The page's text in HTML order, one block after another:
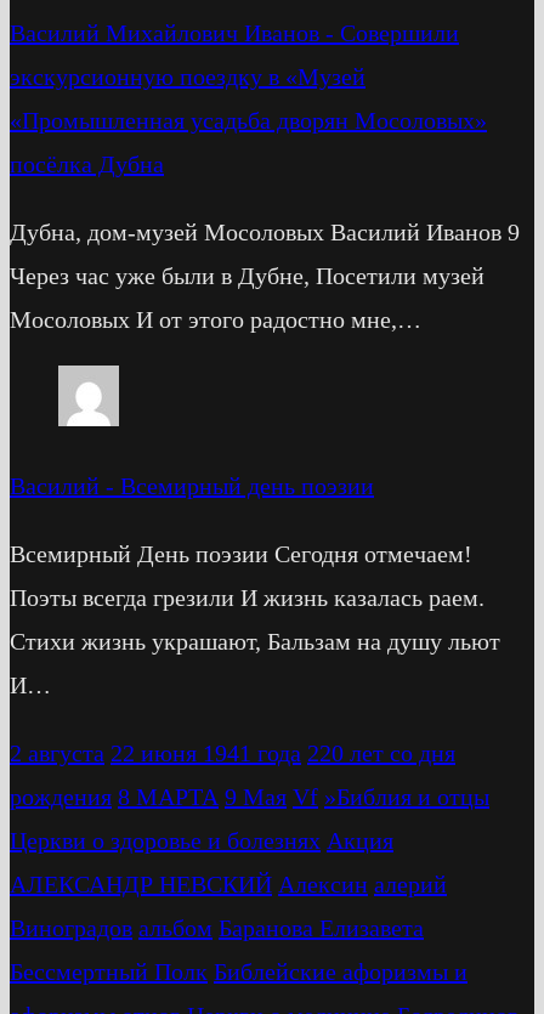
Василий Михайлович Иванов - Cовершили
экскурсионную поездку в «Музей
«Промышленная усадьба дворян Мосоловых»
посёлка Дубна
Дубна, дом-музей Мосоловых Василий Иванов 9
Через час уже были в Дубне, Посетили музей
Мосоловых И от этого радостно мне,…
Василий - Всемирный день поэзии
Всемирный День поэзии Сегодня отмечаем!
Поэты всегда грезили И жизнь казалась раем.
Стихи жизнь украшают, Бальзам на душу льют
И…
2 августа 22 июня 1941 года 220 лет со дня
рождения 8 МАРТА 9 Мая Vf »Библия и отцы
Церкви о здоровье и болезнях Акция
АЛЕКСАНДР НЕВСКИЙ Алексин алерий
Виноградов альбом Баранова Елизавета
Бессмертный Полк Библейские афоризмы и